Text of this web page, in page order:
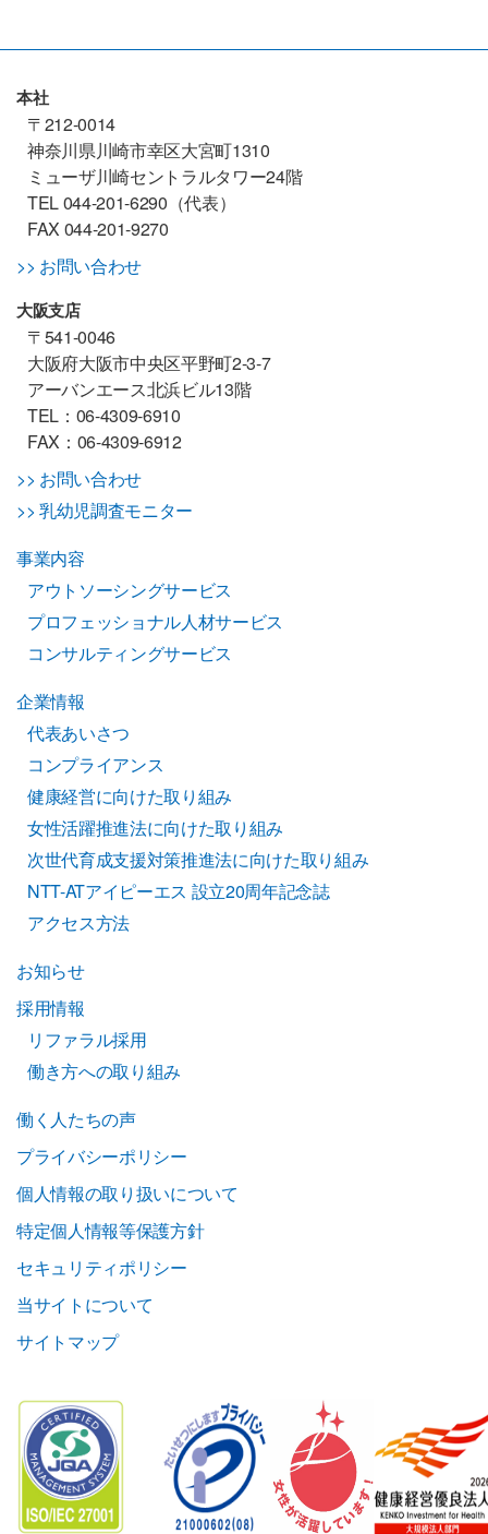
本社
〒212-0014
神奈川県川崎市幸区大宮町1310
ミューザ川崎セントラルタワー24階
TEL 044-201-6290（代表）
FAX 044-201-9270
>> お問い合わせ
大阪支店
〒541-0046
大阪府大阪市中央区平野町2-3-7
アーバンエース北浜ビル13階
TEL：06-4309-6910
FAX：06-4309-6912
>> お問い合わせ
>> 乳幼児調査モニター
事業内容
アウトソーシングサービス
プロフェッショナル人材サービス
コンサルティングサービス
企業情報
代表あいさつ
コンプライアンス
健康経営に向けた取り組み
女性活躍推進法に向けた取り組み
次世代育成支援対策推進法に向けた取り組み
NTT-ATアイピーエス 設立20周年記念誌
アクセス方法
お知らせ
採用情報
リファラル採用
働き方への取り組み
働く人たちの声
プライバシーポリシー
個人情報の取り扱いについて
特定個人情報等保護方針
セキュリティポリシー
当サイトについて
サイトマップ